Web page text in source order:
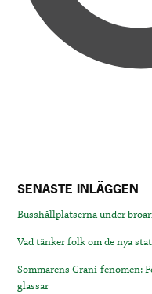
SENASTE INLÄGGEN
Busshållplatserna under
Vad tänker folk om de nya
Sommarens Grani-fenomen:
glassar